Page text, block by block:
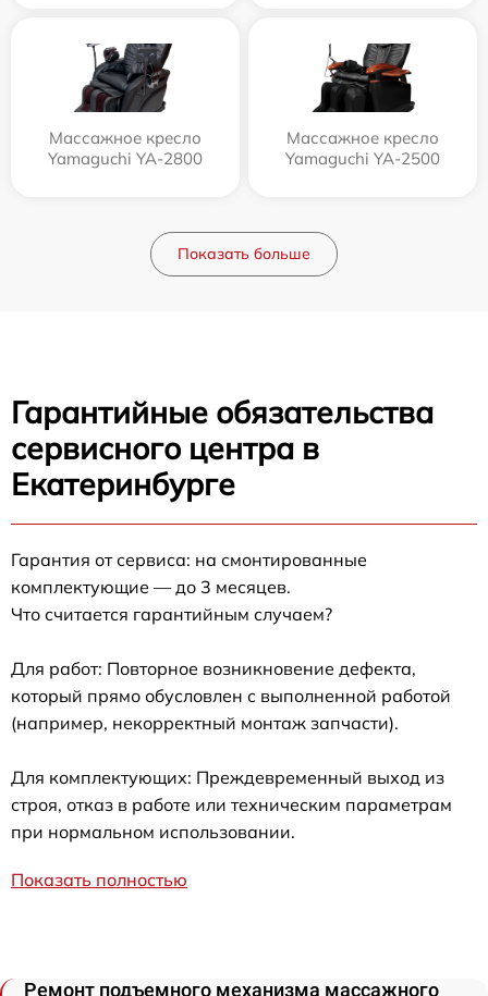
Массажное кресло
Yamaguchi YA-2800
Массажное кресло
Yamaguchi YA-2500
Показать больше
Гарантийные обязательства
сервисного центра в
Екатеринбурге
Гарантия от сервиса: на смонтированные
комплектующие — до 3 месяцев.
Что считается гарантийным случаем?
Для работ: Повторное возникновение дефекта,
который прямо обусловлен с выполненной работой
(например, некорректный монтаж запчасти).
Для комплектующих: Преждевременный выход из
строя, отказ в работе или техническим параметрам
при нормальном использовании.
Показать полностью
Ремонт подъемного механизма массажного